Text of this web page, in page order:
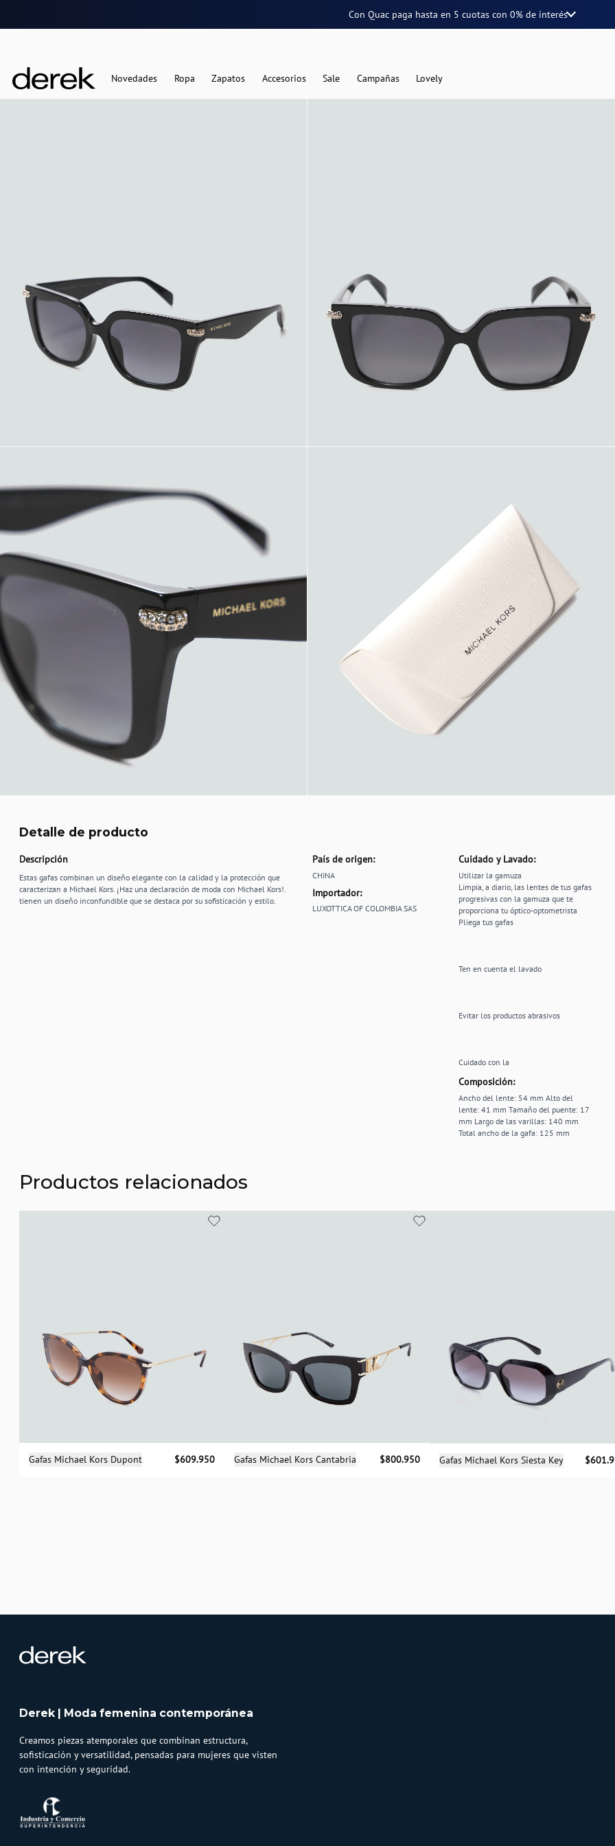
Con Quac paga hasta en 5 cuotascon 0% de interés
Novedades Ropa Zapatos Accesorios Sale Campañas Lovely
Detalle de producto
Descripción
Estas gafas combinan un diseño elegante con la calidad y la protección que
caracterizan a Michael Kors. ¡Haz una declaración de moda con Michael Kors!.
tienen un diseño inconfundible que se destaca por su sofisticación y estilo.
País de origen:
CHINA
Importador:
LUXOTTICA OF COLOMBIA SAS
Cuidado y Lavado:
Utilizar la gamuza
Limpia, a diario, las lentes de tus gafas
progresivas con la gamuza que te
proporciona tu óptico-optometrista
Pliega tus gafas
Ten en cuenta el lavado
Evitar los productos abrasivos
Cuidado con la
Composición:
Ancho del lente: 54 mm Alto del
lente: 41 mm Tamaño del puente: 17
mm Largo de las varillas: 140 mm
Total ancho de la gafa: 125 mm
Productos relacionados
Selecciona una talla
Gafas Michael Kors Dupont $609.950 Selecciona una talla
Gafas Michael Kors Cantabria $800.950 Selecciona una talla
Gafas Michael Kors Siesta Key
Derek | Moda femenina contemporánea
Creamos piezas atemporales que combinan estructura,
sofisticación y versatilidad, pensadas para mujeres que visten
con intención y seguridad.